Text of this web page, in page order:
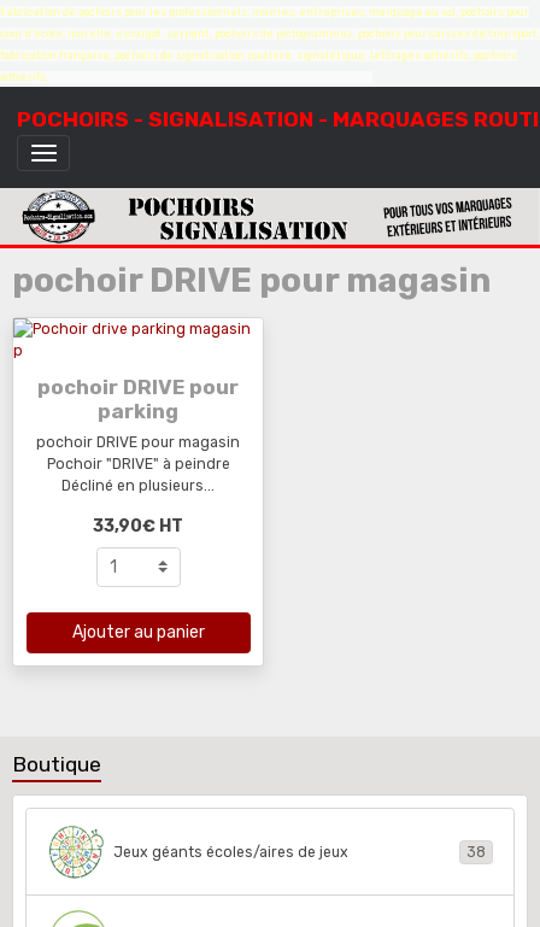
Fabrication de pochoirs pour les professionnels, mairies, entreprises, marquage au sol, pochoirs pour
cour d'école, marelle, escargot, serpent, pochoirs de pictogrammes, pochoirs pour caisses de transport,
fabrication française, pochoirs de signalisation routière, signalétique, lettrages adhésifs, pochoirs
adhésifs,
POCHOIRS - SIGNALISATION - MARQUAGES
pochoir DRIVE pour magasin
pochoir DRIVE pour
parking
pochoir DRIVE pour magasin
Pochoir "DRIVE" à peindre
Décliné en plusieurs...
33,90€ HT
Ajouter au panier
Boutique
Jeux géants écoles/aires de jeux 38